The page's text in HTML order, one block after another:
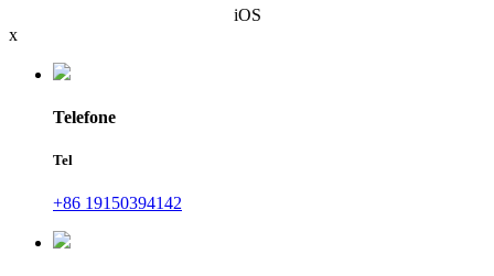
iOS
x
Telefone
Tel
+86 19150394142